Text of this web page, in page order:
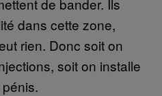
dans cette zone,
rien. Donc soit on
soit on installe